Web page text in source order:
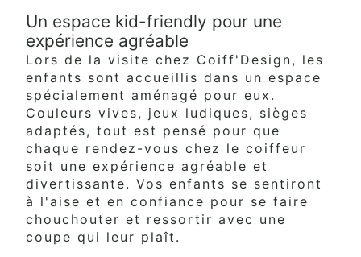
Un espace kid-friendly pour une
expérience agréable
Lors de la visite chez Coiff'Design, les
enfants sont accueillis dans un espace
spécialement aménagé pour eux.
Couleurs vives, jeux ludiques, sièges
adaptés, tout est pensé pour que
chaque rendez-vous chez le coiffeur
soit une expérience agréable et
divertissante. Vos enfants se sentiront
à l'aise et en confiance pour se faire
chouchouter et ressortir avec une
coupe qui leur plaît.